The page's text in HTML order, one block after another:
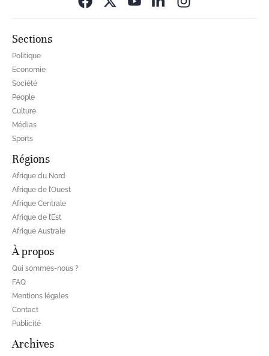
Sections
Politique
Economie
Société
People
Culture
Médias
Sports
Régions
Afrique du Nord
Afrique de l’Ouest
Afrique Centrale
Afrique de l’Est
Afrique Australe
À propos
Qui sommes-nous ?
FAQ
Mentions légales
Contact
Publicité
Archives